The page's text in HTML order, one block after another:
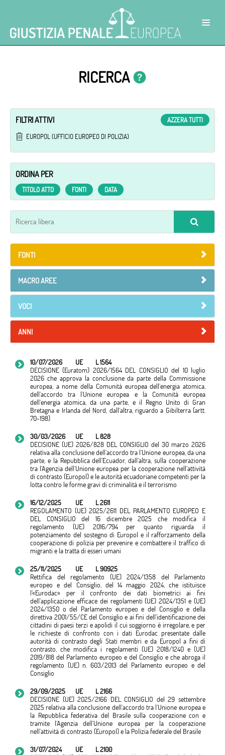
RICERCA
FILTRI ATTIVI AZZERA TUTTI
EUROPOL (UFFICIO EUROPEO DI POLIZIA)
ORDINA PER
TITOLO ATTO FONTI DATA
FONTI
MACRO AREE
VOCI
ANNI
10/07/2026 UE
L 1564
DECISIONE (Euratom) 2026/1564 DEL CONSIGLIO del 10 luglio
2026 che approva la conclusione da parte della Commissione
europea, a nome della Comunità europea dell’energia atomica,
dell’accordo tra l’Unione europea e la Comunità europea
dell’energia atomica, da una parte, e il Regno Unito di Gran
Bretagna e Irlanda del Nord, dall’altra, riguardo a Gibilterra (artt.
70-198)
30/03/2026
UE
L 828
DECISIONE (UE) 2026/828 DEL CONSIGLIO del 30 marzo 2026
relativa alla conclusione dell’accordo tra l’Unione europea, da una
parte, e la Repubblica dell’Ecuador, dall’altra, sulla cooperazione
tra l’Agenzia dell’Unione europea per la cooperazione nell’attività
di contrasto (Europol) e le autorità ecuadoriane competenti per la
lotta contro le forme gravi di criminalità e il terrorismo
16/12/2025
UE
L 2611
REGOLAMENTO (UE) 2025/2611 DEL PARLAMENTO EUROPEO E
DEL CONSIGLIO del 16 dicembre 2025 che modifica il
regolamento (UE) 2016/794 per quanto riguarda il
potenziamento del sostegno di Europol e il rafforzamento della
cooperazione di polizia per prevenire e combattere il traffico di
migranti e la tratta di esseri umani
25/11/2025
UE
L 90925
Rettifica del regolamento (UE) 2024/1358 del Parlamento
europeo e del Consiglio, del 14 maggio 2024, che istituisce
l’«Eurodac» per il confronto dei dati biometrici ai fini
dell’applicazione efficace dei regolamenti (UE) 2024/1351 e (UE)
2024/1350 o del Parlamento europeo e del Consiglio e della
direttiva 2001/55/CE del Consiglio e ai fini dell’identificazione dei
cittadini di paesi terzi e apolidi il cui soggiorno è irregolare, e per
le richieste di confronto con i dati Eurodac presentate dalle
autorità di contrasto degli Stati membri e da Europol a fini di
contrasto, che modifica i regolamenti (UE) 2018/1240 e (UE)
2019/818 del Parlamento europeo e del Consiglio e che abroga il
regolamento (UE) n. 603/2013 del Parlamento europeo e del
Consiglio
29/09/2025
UE
L 2166
DECISIONE (UE) 2025/2166 DEL CONSIGLIO del 29 settembre
2025 relativa alla conclusione dell’accordo tra l’Unione europea e
la Repubblica federativa del Brasile sulla cooperazione con e
tramite l’Agenzia dell’Unione europea per la cooperazione
nell’attività di contrasto (Europol) e la Polizia federale del Brasile
31/07/2024
UE
L 2100